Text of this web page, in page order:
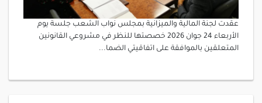
عقدت لجنة المالية والميزانية بمجلس نواب الشعب جلسة يوم
الأربعاء 24 جوان 2026 خصصتها للنظر في مشروعي القانونين
المتعلقين بالموافقة على اتفاقيتي الضما...